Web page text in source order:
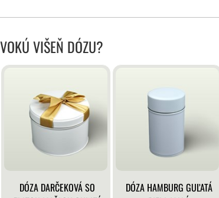
VIŠEŇ DÓZU?
DÓZA DARČEKOVÁ SO
DÓZA HAMBURG GUĽATÁ